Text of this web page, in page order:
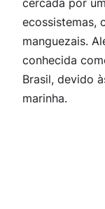
ecossistemas,
manguezais.
conhecida
Brasil, devido
marinha.